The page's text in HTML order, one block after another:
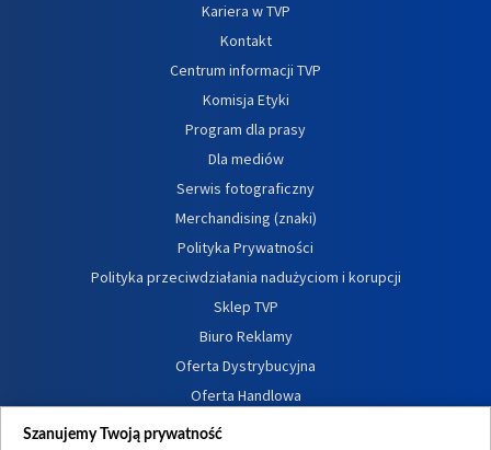
Kariera w TVP
Kontakt
Centrum informacji TVP
Komisja Etyki
Program dla prasy
Dla mediów
Serwis fotograficzny
Merchandising (znaki)
Polityka Prywatności
Polityka przeciwdziałania nadużyciom i korupcji
Sklep TVP
Biuro Reklamy
Oferta Dystrybucyjna
Oferta Handlowa
Dostępność
Szanujemy Twoją prywatność